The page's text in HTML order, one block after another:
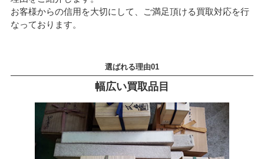
お客様からの信用を大切にして、ご満足頂ける買取対応を行
なっております。
幅広い買取品目